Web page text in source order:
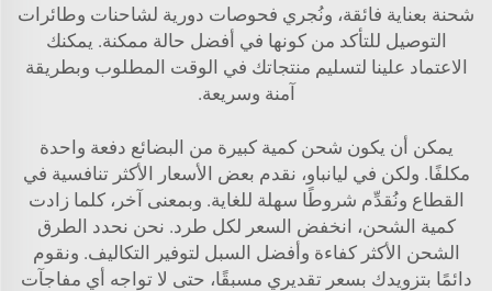
شحنة بعناية فائقة، ونُجري فحوصات دورية لشاحنات وطائرات
التوصيل للتأكد من كونها في أفضل حالة ممكنة. يمكنك
الاعتماد علينا لتسليم منتجاتك في الوقت المطلوب وبطريقة
آمنة وسريعة.
يمكن أن يكون شحن كمية كبيرة من البضائع دفعة واحدة
مكلفًا. ولكن في ليانباو، نقدم بعض الأسعار الأكثر تنافسية في
القطاع ونُقدِّم شروطًا سهلة للغاية. وبمعنى آخر، كلما زادت
كمية الشحن، انخفض السعر لكل طرد. نحن نحدد الطرق
الشحن الأكثر كفاءة وأفضل السبل لتوفير التكاليف. ونقوم
دائمًا بتزويدك بسعر تقديري مسبقًا، حتى لا تواجه أي مفاجآت